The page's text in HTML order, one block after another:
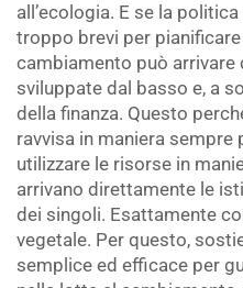
all’ecologia. E se la
troppo brevi per
cambiamento può arrivare
sviluppate dal basso e, a
della finanza. Questo
ravvisa in maniera sempre
utilizzare le risorse in
arrivano direttamente le
dei singoli. Esattamente
vegetale. Per questo,
semplice ed efficace per